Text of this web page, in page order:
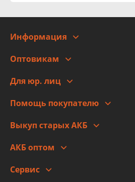
Информация
Адреса
Новости
Оптовикам
Для юр. лиц
Помощь покупателю
Оплата
Гарантии и возврат
Выкуп старых АКБ
АКБ оптом
Сервис